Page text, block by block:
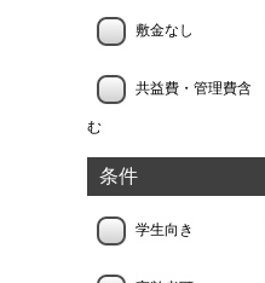
敷金なし
共益費・管理費含
む
条件
学生向き